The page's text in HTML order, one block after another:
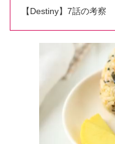
【Destiny】7話の考察